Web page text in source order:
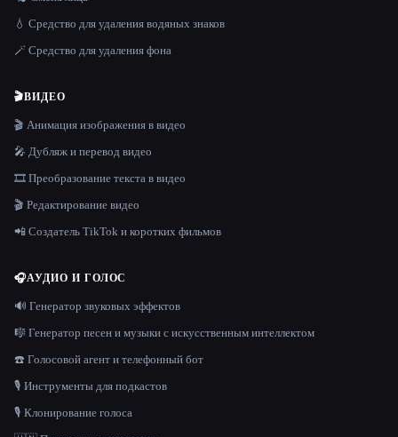
💧 Средство для удаления водяных знаков
🪄 Средство для удаления фона
🎬ВИДЕО
🎬 Анимация изображения в видео
🎤 Дубляж и перевод видео
🎞️ Преобразование текста в видео
🎬 Редактирование видео
📲 Создатель TikTok и коротких фильмов
🎧АУДИО И ГОЛОС
🔊 Генератор звуковых эффектов
🎼 Генератор песен и музыки с искусственным интеллектом
☎️ Голосовой агент и телефонный бот
🎙️ Инструменты для подкастов
🎙️ Клонирование голоса